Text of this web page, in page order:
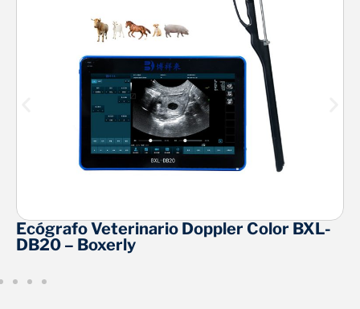
BXL-
Ecógrafo Veterinario Doppler
DZ20 – Boxerly